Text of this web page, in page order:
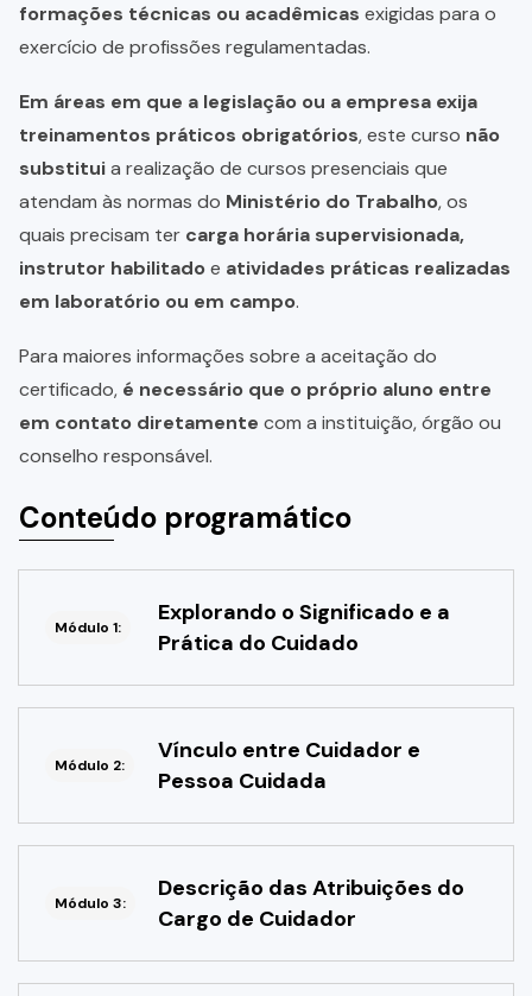
formações técnicas ou acadêmicas exigidas para o
exercício de profissões regulamentadas.
Em áreas em que a legislação ou a empresa exija
treinamentos práticos obrigatórios, este curso não
substituia realização de cursos presenciais que
atendam às normas do Ministério do Trabalho, os
quais precisam ter carga horária supervisionada,
instrutor habilitadoe atividades práticas realizadas
em laboratório ou em campo.
Para maiores informações sobre a aceitação do
certificado, é necessário que o próprio aluno entre
em contato diretamente com a instituição, órgão ou
conselho responsável.
Conteúdo programático
Módulo 1:
Explorando o Significado e a
Prática do Cuidado
Módulo 2:
Vínculo entre Cuidador e
Pessoa Cuidada
Módulo 3:
Descrição das Atribuições do
Cargo de Cuidador